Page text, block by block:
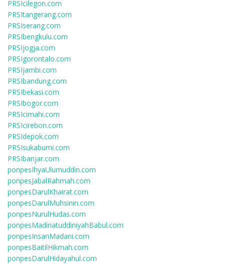
PRSIcilegon.com
PRSItangerang.com
PRSIserang.com
PRSIbengkulu.com
PRSIjogja.com
PRSIgorontalo.com
PRSIjambi.com
PRSIbandung.com
PRSIbekasi.com
PRSIbogor.com
PRSIcimahi.com
PRSIcirebon.com
PRSIdepok.com
PRSIsukabumi.com
PRSIbanjar.com
ponpesIhyaUlumuddin.com
ponpesJabalRahmah.com
ponpesDarulKhairat.com
ponpesDarulMuhsinin.com
ponpesNurulHudas.com
ponpesMadinatuddiniyahBabul.com
ponpesInsanMadani.com
ponpesBaitilHikmah.com
ponpesDarulHidayahul.com